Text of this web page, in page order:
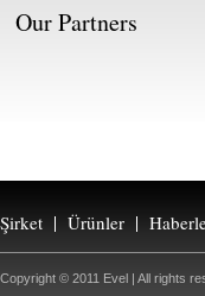
Our Partners
Şirket Ürünler
Copyright © 2011 Evel | All rights